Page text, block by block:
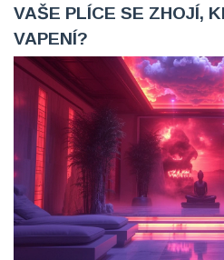
VAŠE PLÍCE SE ZHOJÍ,
VAPENÍ?